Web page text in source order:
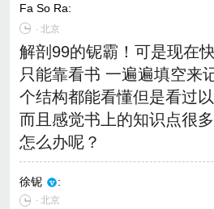
Fa So Ra:
∙ 北京
解剖99的铌霸！可是现在
只能靠看书 一遍遍填空来
个结构都能看懂但是看过
而且感觉书上的知识点很
怎么办呢？
徐铌 :
∙ 北京